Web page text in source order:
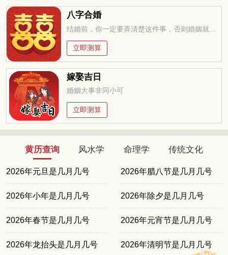
八字合婚
立即测算
嫁娶吉日
婚姻大事非同小可
立即测算
黄历查询 风水学 命理学 传统文化
2026年元旦是几月几号 2026年腊八节是几月几号
2026年小年是几月几号 2026年除夕是几月几号
2026年春节是几月几号 2026年元宵节是几月几号
2026年龙抬头是几月几号 2026年清明节是几月几号